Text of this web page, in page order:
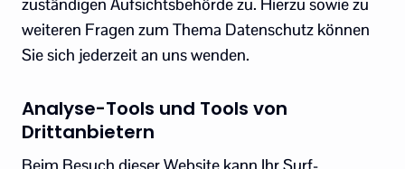
weiteren Fragen zum Thema Datenschutz können
Sie sich jederzeit an uns wenden.
Analyse-Tools und Tools von
Drittanbietern